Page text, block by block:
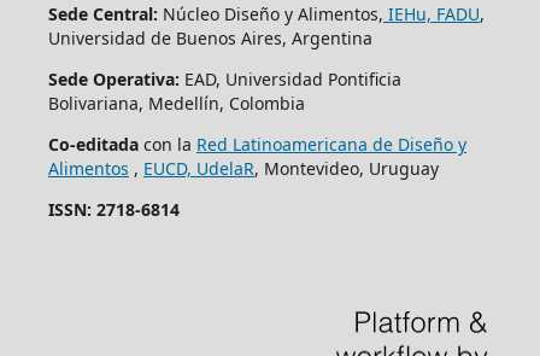
Sede Central: Núcleo Diseño y Alimentos, IEHu, FADU,
Universidad de Buenos Aires, Argentina
Sede Operativa: EAD, Universidad Pontificia
Bolivariana, Medellín, Colombia
Co-editadacon la Red Latinoamericana de Diseño y
Alimentos , EUCD, UdelaR, Montevideo, Uruguay
ISSN: 2718-6814